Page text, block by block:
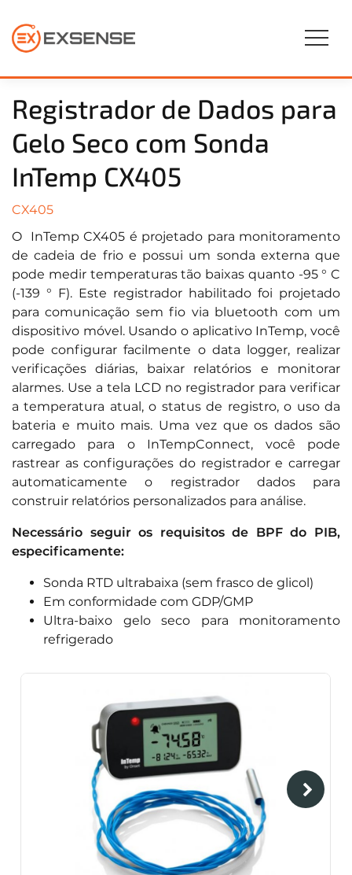
Registrador de Dados para
Gelo Seco com Sonda
InTemp CX405
CX405
O InTemp CX405 é projetado para monitoramento
de cadeia de frio e possui um sonda externa que
pode medir temperaturas tão baixas quanto -95 ° C
(-139 ° F). Este registrador habilitado foi projetado
para comunicação sem fio via bluetooth com um
dispositivo móvel. Usando o aplicativo InTemp, você
pode configurar facilmente o data logger, realizar
verificações diárias, baixar relatórios e monitorar
alarmes. Use a tela LCD no registrador para verificar
a temperatura atual, o status de registro, o uso da
bateria e muito mais. Uma vez que os dados são
carregado para o InTempConnect, você pode
rastrear as configurações do registrador e carregar
automaticamente o registrador dados para
construir relatórios personalizados para análise.
Necessário seguir os requisitos de BPF do PIB,
especificamente:
Sonda RTD ultrabaixa (sem frasco de glicol)
Em conformidade com GDP/GMP
Ultra-baixo gelo seco para monitoramento
refrigerado